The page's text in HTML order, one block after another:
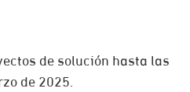
de solución hasta las
de 2025.